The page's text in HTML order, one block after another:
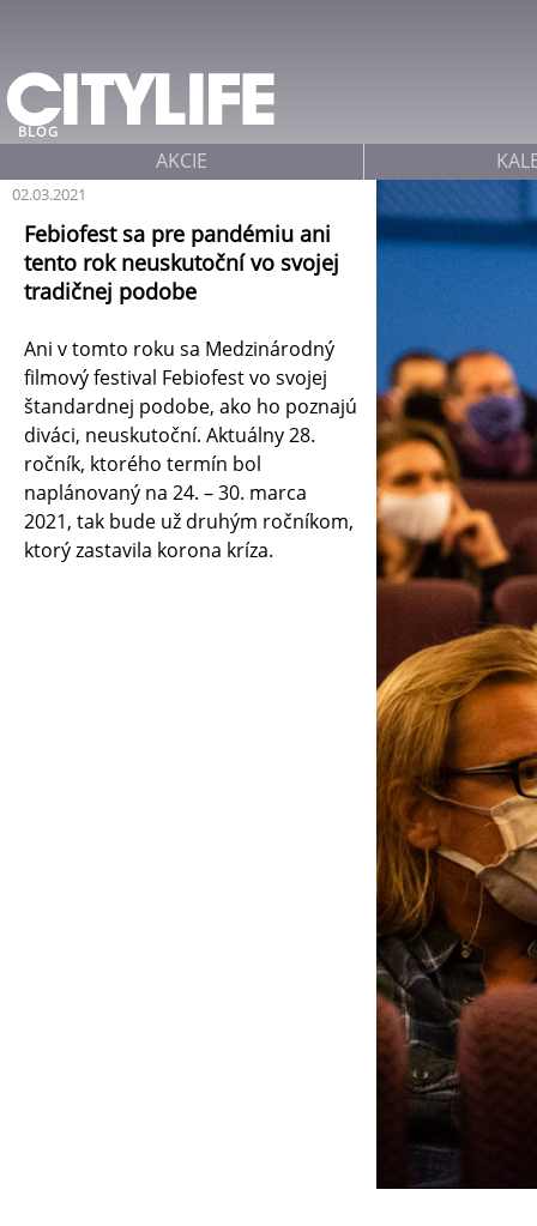
02.03.2021
BLOG
Febiofest sa pre pandémiu ani
tento rok neuskutoční vo svojej
tradičnej podobe
Ani v tomto roku sa Medzinárodný
filmový festival Febiofest vo svojej
štandardnej podobe, ako ho poznajú
diváci, neuskutoční. Aktuálny 28.
ročník, ktorého termín bol
naplánovaný na 24. – 30. marca
2021, tak bude už druhým ročníkom,
ktorý zastavila korona kríza.
AKCIE